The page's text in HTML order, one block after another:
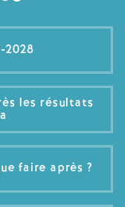
les résultats
faire après ?